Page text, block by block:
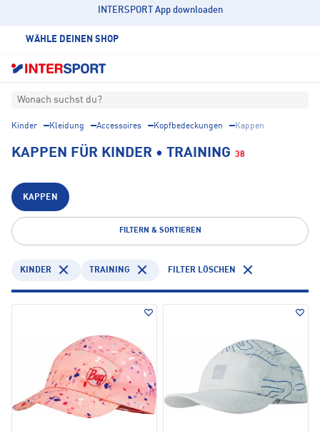
INTERSPORT App downloaden
WÄHLE DEINEN SHOP
Wonach suchst du?
Kinder Kleidung Accessoires Kopfbedeckungen Kappen
KAPPEN FÜR KINDER • TRAINING 38
KAPPEN
FILTERN & SORTIEREN
KINDER TRAINING FILTER LÖSCHEN